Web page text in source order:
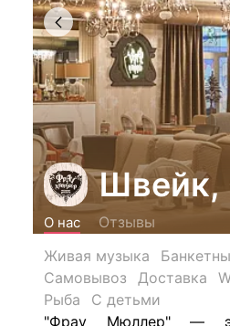
О нас
Отзывы
Живая музыка
Самовывоз
Доставка
Рыба
С детьми
"Фрау Мюллер" —